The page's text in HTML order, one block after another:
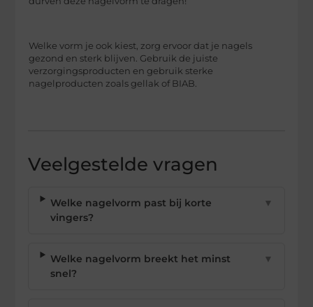
Welke vorm je ook kiest, zorg ervoor dat je nagels
gezond en sterk blijven. Gebruik de juiste
verzorgingsproducten en gebruik sterke
nagelproducten zoals gellak of BIAB.
Veelgestelde vragen
Welke nagelvorm past bij korte
vingers?
▼
Welke nagelvorm breekt het minst
snel?
▼